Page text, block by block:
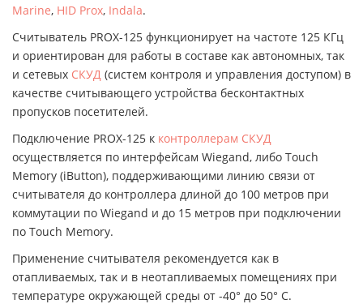
Marine, HID Prox, Indala.
Считыватель PROX-125 функционирует на частоте 125 КГц
и ориентирован для работы в составе как автономных, так
и сетевых СКУД (систем контроля и управления доступом) в
качестве считывающего устройства бесконтактных
пропусков посетителей.
Подключение PROX-125 к контроллерам СКУД
осуществляется по интерфейсам Wiegand, либо Touch
Memory (iButton), поддерживающими линию связи от
считывателя до контроллера длиной до 100 метров при
коммутации по Wiegand и до 15 метров при подключении
по Touch Memory.
Применение считывателя рекомендуется как в
отапливаемых, так и в неотапливаемых помещениях при
температуре окружающей среды от -40° до 50° С.